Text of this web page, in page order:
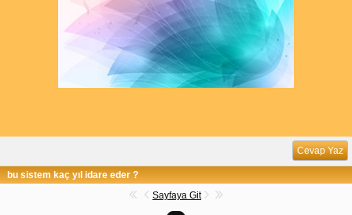
Cevap Yaz
bu sistem kaç yıl idare eder ?
Sayfaya Git